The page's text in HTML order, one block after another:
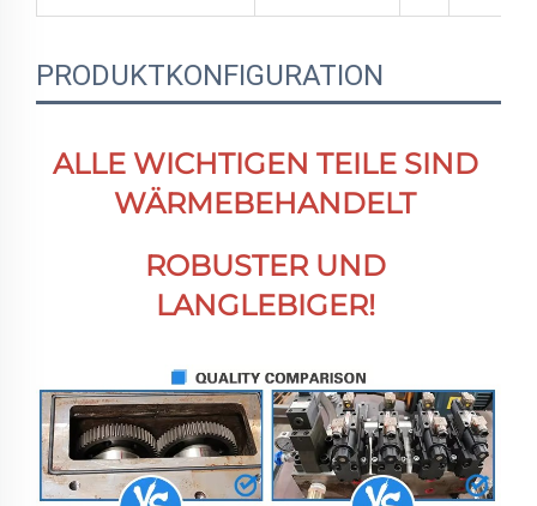
PRODUKTKONFIGURATION
ALLE WICHTIGEN TEILE SIND
WÄRMEBEHANDELT
ROBUSTER UND
LANGLEBIGER!